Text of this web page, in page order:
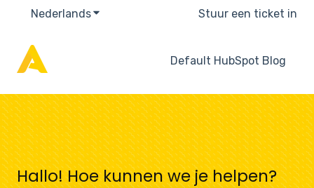
NederlandsSubmenu tonen voor vertalingen
Stuur een ticket in
Default HubSpot Blog
Hallo! Hoe kunnen we je helpen?